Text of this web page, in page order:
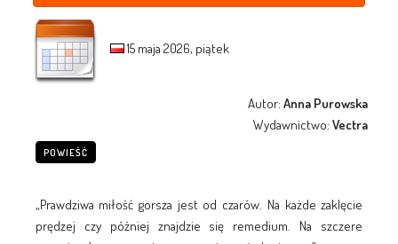
15 maja 2026, piątek
Autor:Anna Purowska
Wydawnictwo:Vectra
POWIEŚĆ
„Prawdziwa miłość gorsza jest od czarów. Na każde zaklęcie
prędzej czy później znajdzie się remedium. Na szczere